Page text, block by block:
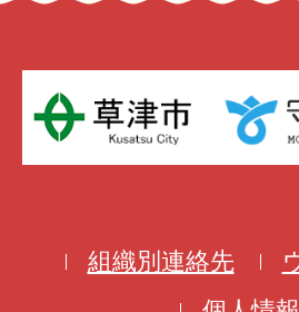
組織別連絡先